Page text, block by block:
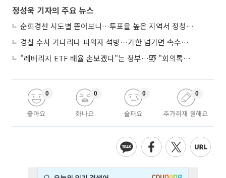
정성욱 기자의 주요 뉴스
순회경선 시도별 뜯어보니…투표율 높은 지역서 정청래 강세
경찰 수사 기다리다 피의자 석방…기한 넘기면 속수무책
"레버리지 ETF 배율 손보겠다"는 정부…野 "회의록부터 내놔야"
좋아요
0
화나요
0
슬퍼요
0
추가취재 원해요
0